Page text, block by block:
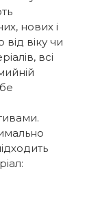
нових і
віку чи
всі